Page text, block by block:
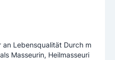
an Lebensqualität Durch m
Masseurin, Heilmasseuri